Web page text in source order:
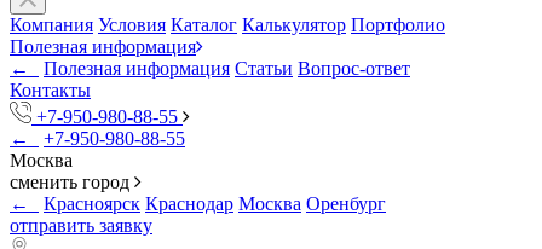
Компания Условия Каталог Калькулятор Портфолио
Полезная информация
←
Полезная информация Статьи Вопрос-ответ
Контакты
+7-950-980-88-55
←
+7-950-980-88-55
Москва
сменить город
←
Красноярск Краснодар Москва Оренбург
отправить заявку